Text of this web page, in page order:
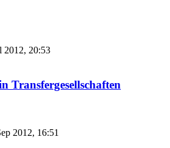
2012, 20:53
Transfergesellschaften
2012, 16:51